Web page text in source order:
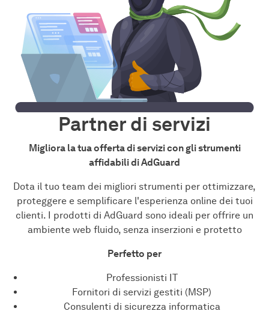
Partner di servizi
Migliora la tua offerta di servizi con gli strumenti
affidabili di AdGuard
Dota il tuo team dei migliori strumenti per ottimizzare,
proteggere e semplificare l'esperienza online dei tuoi
clienti. I prodotti di AdGuard sono ideali per offrire un
ambiente web fluido, senza inserzioni e protetto
Perfetto per
Professionisti IT
Fornitori di servizi gestiti (MSP)
Consulenti di sicurezza informatica